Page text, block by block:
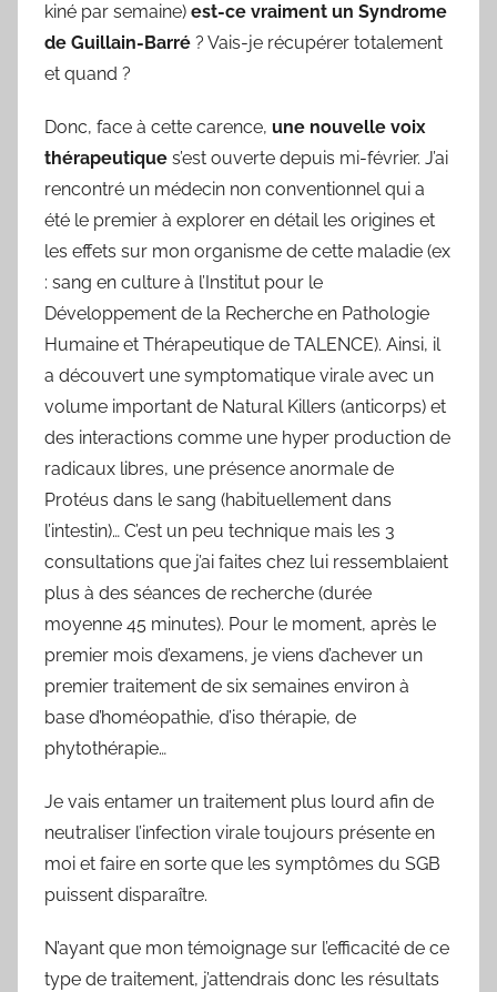
kiné par semaine) est-ce vraiment un Syndrome
de Guillain-Barré ? Vais-je récupérer totalement
et quand ?
Donc, face à cette carence, une nouvelle voix
thérapeutique s’est ouverte depuis mi-février. J’ai
rencontré un médecin non conventionnel qui a
été le premier à explorer en détail les origines et
les effets sur mon organisme de cette maladie (ex
: sang en culture à l’Institut pour le
Développement de la Recherche en Pathologie
Humaine et Thérapeutique de TALENCE). Ainsi, il
a découvert une symptomatique virale avec un
volume important de Natural Killers (anticorps) et
des interactions comme une hyper production de
radicaux libres, une présence anormale de
Protéus dans le sang (habituellement dans
l’intestin)… C’est un peu technique mais les 3
consultations que j’ai faites chez lui ressemblaient
plus à des séances de recherche (durée
moyenne 45 minutes). Pour le moment, après le
premier mois d’examens, je viens d’achever un
premier traitement de six semaines environ à
base d’homéopathie, d’iso thérapie, de
phytothérapie…
Je vais entamer un traitement plus lourd afin de
neutraliser l’infection virale toujours présente en
moi et faire en sorte que les symptômes du SGB
puissent disparaître.
N’ayant que mon témoignage sur l’efficacité de ce
type de traitement, j’attendrais donc les résultats